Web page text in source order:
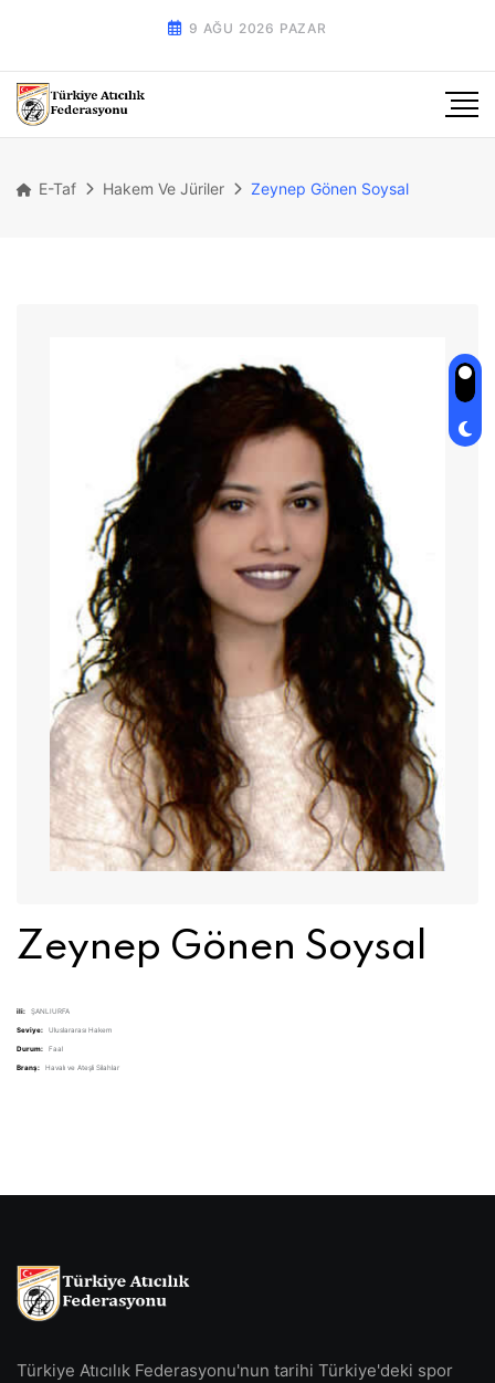
9 AĞU 2026 PAZAR
E-Taf Hakem Ve Jüriler Zeynep Gönen Soysal
Zeynep Gönen Soysal
ili: ŞANLIURFA
Seviye: Uluslararası Hakem
Durum: Faal
Branş: Havalı ve Ateşli Silahlar
Türkiye Atıcılık Federasyonu'nun tarihi Türkiye'deki spor